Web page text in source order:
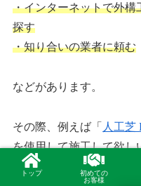
・インターネットで外構
探す
・知り合いの業者に頼む
などがあります。
その際、例えば「 人工芝
を使用して施工して欲し
トップ
初めての
お客様